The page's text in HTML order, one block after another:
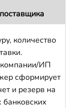
количество
ИП
сформирует
и резерв на
банковских